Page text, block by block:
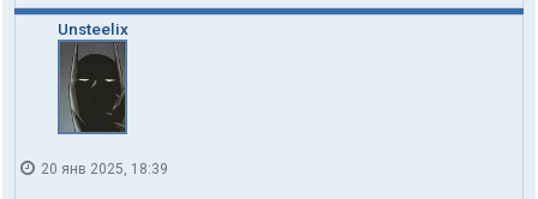
Unsteelix
20 янв 2025, 18:39